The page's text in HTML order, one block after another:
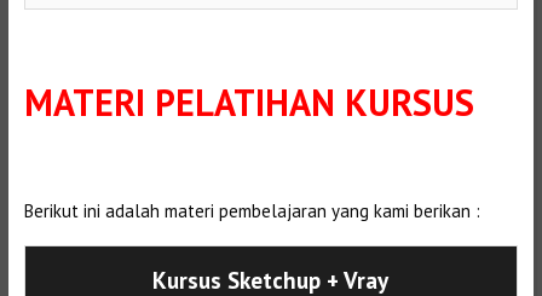
MATERI PELATIHAN KURSUS
Berikut ini adalah materi pembelajaran yang kami berikan :
Kursus Sketchup + Vray